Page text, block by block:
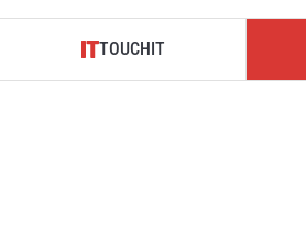
TOUCHIT